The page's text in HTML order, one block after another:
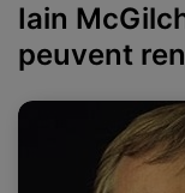
Iain
peuvent